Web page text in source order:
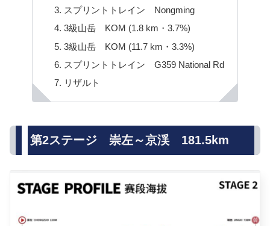
スプリントトレイン Nongming
3級山岳 KOM (1.8 km・3.7%)
3級山岳 KOM (11.7 km・3.3%)
スプリントトレイン G359 National Rd
リザルト
第2ステージ 崇左～京渓 181.5km